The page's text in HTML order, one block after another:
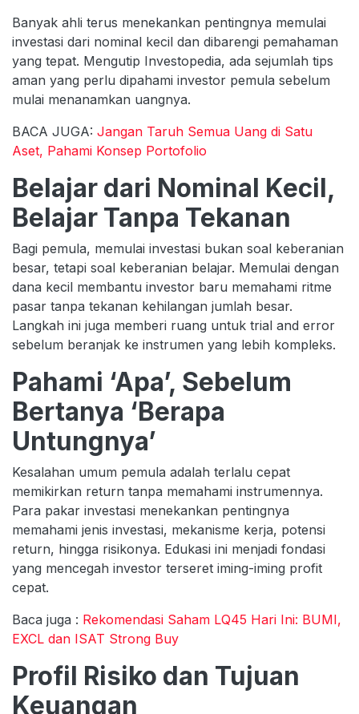
Banyak ahli terus menekankan pentingnya memulai
investasi dari nominal kecil dan dibarengi pemahaman
yang tepat. Mengutip Investopedia, ada sejumlah tips
aman yang perlu dipahami investor pemula sebelum
mulai menanamkan uangnya.
BACA JUGA: Jangan Taruh Semua Uang di Satu
Aset, Pahami Konsep Portofolio
Belajar dari Nominal Kecil,
Belajar Tanpa Tekanan
Bagi pemula, memulai investasi bukan soal keberanian
besar, tetapi soal keberanian belajar. Memulai dengan
dana kecil membantu investor baru memahami ritme
pasar tanpa tekanan kehilangan jumlah besar.
Langkah ini juga memberi ruang untuk trial and error
sebelum beranjak ke instrumen yang lebih kompleks.
Pahami ‘Apa’, Sebelum
Bertanya ‘Berapa
Untungnya’
Kesalahan umum pemula adalah terlalu cepat
memikirkan return tanpa memahami instrumennya.
Para pakar investasi menekankan pentingnya
memahami jenis investasi, mekanisme kerja, potensi
return, hingga risikonya. Edukasi ini menjadi fondasi
yang mencegah investor terseret iming-iming profit
cepat.
Baca juga : Rekomendasi Saham LQ45 Hari Ini: BUMI,
EXCL dan ISAT Strong Buy
Profil Risiko dan Tujuan
Keuangan